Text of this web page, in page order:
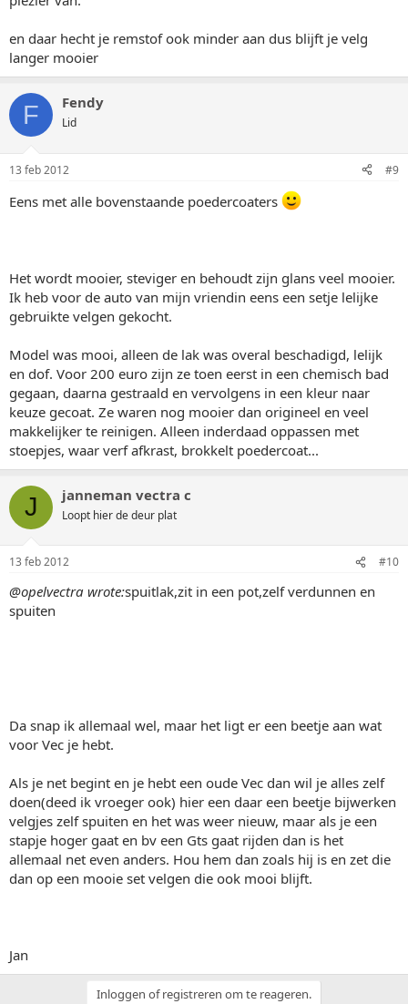
en daar hecht je remstof ook minder aan dus blijft je velg
langer mooier
F Fendy
Lid
13 feb 2012 #9
Eens met alle bovenstaande poedercoaters
Het wordt mooier, steviger en behoudt zijn glans veel mooier.
Ik heb voor de auto van mijn vriendin eens een setje lelijke
gebruikte velgen gekocht.
Model was mooi, alleen de lak was overal beschadigd, lelijk
en dof. Voor 200 euro zijn ze toen eerst in een chemisch bad
gegaan, daarna gestraald en vervolgens in een kleur naar
keuze gecoat. Ze waren nog mooier dan origineel en veel
makkelijker te reinigen. Alleen inderdaad oppassen met
stoepjes, waar verf afkrast, brokkelt poedercoat...
J janneman vectra c
Loopt hier de deur plat
13 feb 2012 #10
@opelvectra wrote:spuitlak,zit in een pot,zelf verdunnen en
spuiten
Da snap ik allemaal wel, maar het ligt er een beetje aan wat
voor Vec je hebt.
Als je net begint en je hebt een oude Vec dan wil je alles zelf
doen(deed ik vroeger ook) hier een daar een beetje bijwerken
velgjes zelf spuiten en het was weer nieuw, maar als je een
stapje hoger gaat en bv een Gts gaat rijden dan is het
allemaal net even anders. Hou hem dan zoals hij is en zet die
dan op een mooie set velgen die ook mooi blijft.
Jan
Inloggen of registreren om te reageren.